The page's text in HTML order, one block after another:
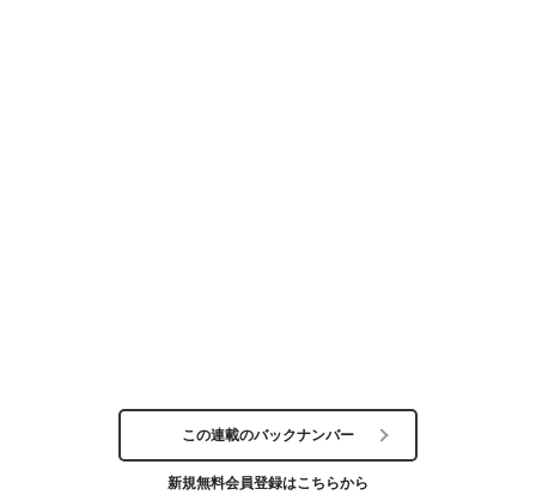
この連載のバックナンバー
新規無料会員登録はこちらから